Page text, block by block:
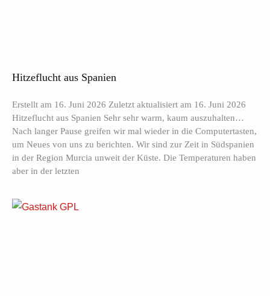
Hitzeflucht aus Spanien
Erstellt am 16. Juni 2026 Zuletzt aktualisiert am 16. Juni 2026
Hitzeflucht aus Spanien Sehr sehr warm, kaum auszuhalten…
Nach langer Pause greifen wir mal wieder in die Computertasten,
um Neues von uns zu berichten. Wir sind zur Zeit in Südspanien
in der Region Murcia unweit der Küste. Die Temperaturen haben
aber in der letzten